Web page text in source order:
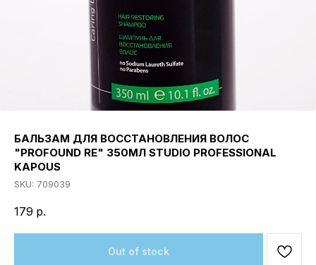
БАЛЬЗАМ ДЛЯ ВОССТАНОВЛЕНИЯ ВОЛОС
"PROFOUND RE" 350МЛ STUDIO PROFESSIONAL
KAPOUS
SKU: 709039
179 р.
Out of stock